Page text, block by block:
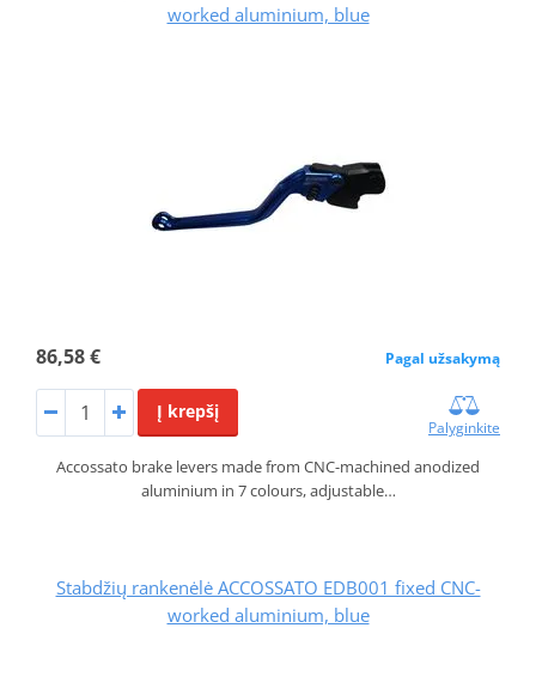
worked aluminium, blue
86,58 € Pagal užsakymą
Į krepšį
Palyginkite
Accossato brake levers made from CNC-machined anodized
aluminium in 7 colours, adjustable…
Stabdžių rankenėlė ACCOSSATO EDB001 fixed CNC-
worked aluminium, blue